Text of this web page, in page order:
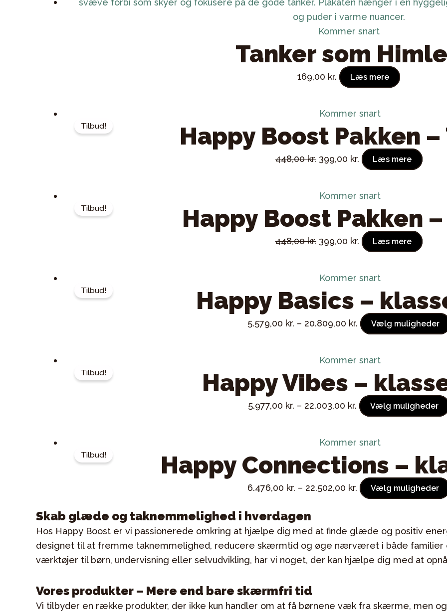
Kommer snart
Tanker som
169,00 kr. Læs mere
Kommer snart
Tilbud! Happy Boost Pakken
448,00kr. Original
448,00 kr..
399,00 kr.Current
price
399,00 kr..
Læs mere
Kommer snart
Tilbud! Happy Boost Pakken
448,00kr. Original
448,00 kr..
399,00 kr.Current
price
399,00 kr..
Læs mere
Kommer snart
Tilbud! Happy Basics –
5.579,00 kr. – 20.809,00 kr. Vælg muligheder
Kommer snart
Tilbud! Happy Vibes –
5.977,00 kr. – 22.003,00 kr. Vælg muligheder
Kommer snart
Tilbud! Happy Connections –
6.476,00 kr. – 22.502,00 kr. Vælg muligheder
Skab glæde og taknemmelighed i hverdagen
Hos Happy Boost er vi passionerede omkring at hjælpe dig med at finde glæde og positiv
designet til at fremme taknemmelighed, reducere skærmtid og øge nærværet i både familier
værktøjer til børn, undervisning eller selvudvikling, har vi noget, der kan hjælpe dig med at
Vores produkter – Mere end bare skærmfri tid
Vi tilbyder en række produkter, der ikke kun handler om at få børnene væk fra skærme, men